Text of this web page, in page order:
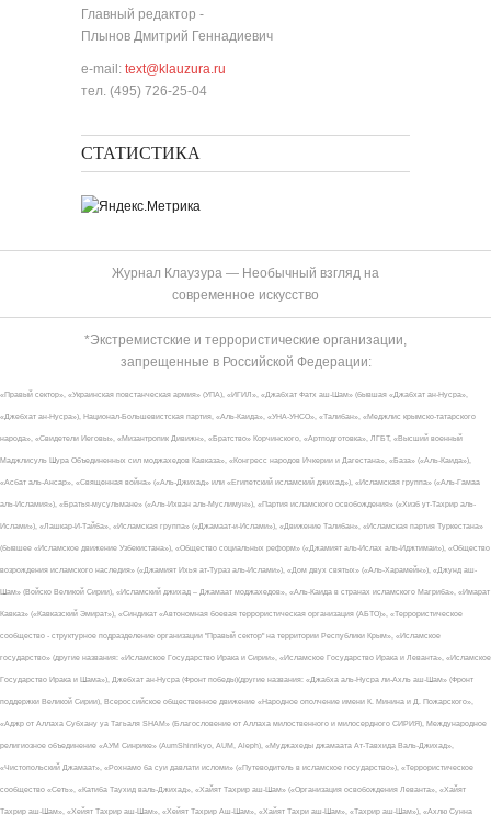
Главный редактор -
Плынов Дмитрий Геннадиевич
e-mail: text@klauzura.ru
тел. (495) 726-25-04
СТАТИСТИКА
Журнал Клаузура — Необычный взгляд на
современное искусство
*Экстремистские и террористические организации,
запрещенные в Российской Федерации:
«Правый сектор», «Украинская повстанческая армия» (УПА), «ИГИЛ», «Джабхат Фатх аш-Шам» (бывшая «Джабхат ан-Нусра»,
«Джебхат ан-Нусра»), Национал-Большевистская партия, «Аль-Каида», «УНА-УНСО», «Талибан», «Меджлис крымско-татарского
народа», «Свидетели Иеговы», «Мизантропик Дивижн», «Братство» Корчинского, «Артподготовка», ЛГБТ, «Высший военный
Маджлисуль Шура Объединенных сил моджахедов Кавказа», «Конгресс народов Ичкерии и Дагестана», «База» («Аль-Каида»),
«Асбат аль-Ансар», «Священная война» («Аль-Джихад» или «Египетский исламский джихад»), «Исламская группа» («Аль-Гамаа
аль-Исламия»), «Братья-мусульмане» («Аль-Ихван аль-Муслимун»), «Партия исламского освобождения» («Хизб ут-Тахрир аль-
Ислами»), «Лашкар-И-Тайба», «Исламская группа» («Джамаат-и-Ислами»), «Движение Талибан», «Исламская партия Туркестана»
(бывшее «Исламское движение Узбекистана»), «Общество социальных реформ» («Джамият аль-Ислах аль-Иджтимаи»), «Общество
возрождения исламского наследия» («Джамият Ихья ат-Тураз аль-Ислами»), «Дом двух святых» («Аль-Харамейн»), «Джунд аш-
Шам» (Войско Великой Сирии), «Исламский джихад – Джамаат моджахедов», «Аль-Каида в странах исламского Магриба», «Имарат
Кавказ» («Кавказский Эмират»), «Синдикат «Автономная боевая террористическая организация (АБТО)», «Террористическое
сообщество - структурное подразделение организации "Правый сектор" на территории Республики Крым», «Исламское
государство» (другие названия: «Исламское Государство Ирака и Сирии», «Исламское Государство Ирака и Леванта», «Исламское
Государство Ирака и Шама»), Джебхат ан-Нусра (Фронт победы)(другие названия: «Джабха аль-Нусра ли-Ахль аш-Шам» (Фронт
поддержки Великой Сирии), Всероссийское общественное движение «Народное ополчение имени К. Минина и Д. Пожарского»,
«Аджр от Аллаха Субхану уа Тагьаля SHAM» (Благословение от Аллаха милоственного и милосердного СИРИЯ), Международное
религиозное объединение «АУМ Синрике» (AumShinrikyo, AUM, Aleph), «Муджахеды джамаата Ат-Тавхида Валь-Джихад»,
«Чистопольский Джамаат», «Рохнамо ба суи давлати исломи» («Путеводитель в исламское государство»), «Террористическое
сообщество «Сеть», «Катиба Таухид валь-Джихад», «Хайят Тахрир аш-Шам» («Организация освобождения Леванта», «Хайят
Тахрир аш-Шам», «Хейят Тахрир аш-Шам», «Хейят Тахрир Аш-Шам», «Хайят Тахри аш-Шам», «Тахрир аш-Шам»), «Ахлю Сунна